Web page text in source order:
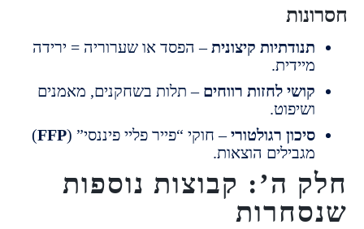
תנודתיות קיצונית– הפסד או שערוריה = ירידה
קושי לחזות רווחים– תלות בשחקנים, מאמנים
סיכון רגולטורי– חוקי “פייר פליי פיננסי” (FFP
)
מגבילים הוצאות.
ה’: קבוצות נוספות